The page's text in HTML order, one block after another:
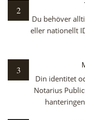
2
Du behöver
eller nationellt
3
Din identitet
Notarius